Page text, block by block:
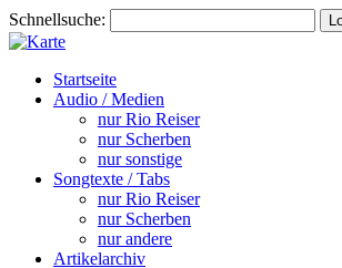
Schnellsuche:
Startseite
Audio / Medien
nur Rio Reiser
nur Scherben
nur sonstige
Songtexte / Tabs
nur Rio Reiser
nur Scherben
nur andere
Artikelarchiv